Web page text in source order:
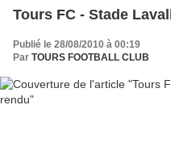
Tours FC - Stade
Publié le 28/08/2010 à 00:19
Par TOURS FOOTBALL CLUB